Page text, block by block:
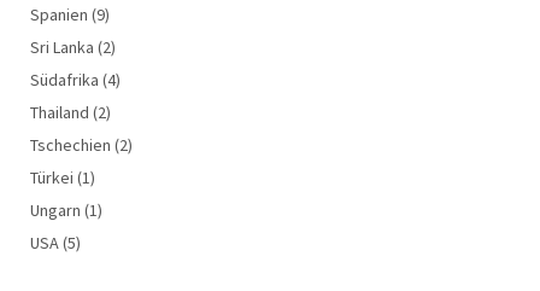
Spanien (9)
Sri Lanka (2)
Südafrika (4)
Thailand (2)
Tschechien (2)
Türkei (1)
Ungarn (1)
USA(5)